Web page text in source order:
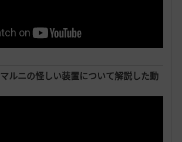
マルニの怪しい装置について解説した動